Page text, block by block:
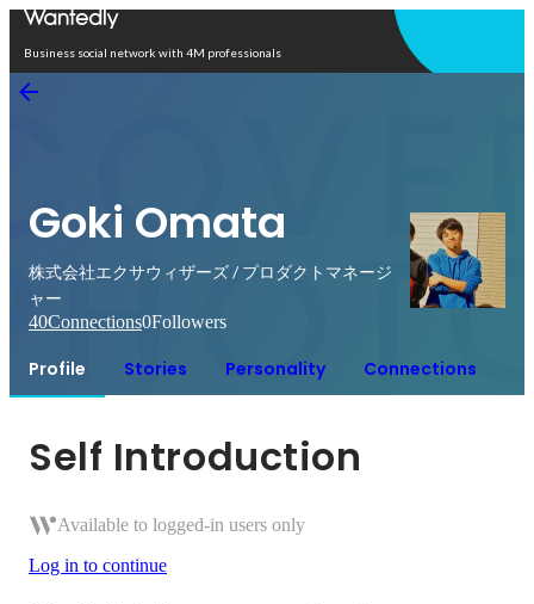
Business social network with 4M professionals
Goki Omata
株式会社エクサウィザーズ / プロダクトマネージ
ャー
40Connections0Followers
Profile Stories Personality Connections
Self Introduction
Available to logged-in users only
Log in to continue